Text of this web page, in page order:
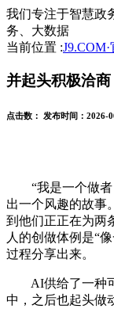
我们专注于智慧政
务、大数据
当前位置 :
并起头积极洽
点击数： 发布时间： 2026-
“我是一个做者
出一个风趣的故事
到他们正正在为两
人的创做体例是“
过程分享出来。
AI供给了一种可
中，之后也起头做